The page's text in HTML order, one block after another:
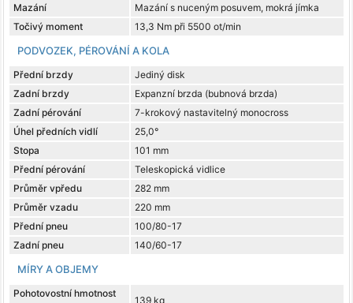
Mazání
Mazání s nuceným posuvem, mokrá jímka
Točivý moment
13,3 Nm při 5500 ot/min
PODVOZEK, PÉROVÁNÍ A KOLA
Přední brzdy
Jediný disk
Zadní brzdy
Expanzní brzda (bubnová brzda)
Zadní pérování
7-krokový nastavitelný monocross
Úhel předních vidlí
25,0°
Stopa
101 mm
Přední pérování
Teleskopická vidlice
Průměr vpředu
282 mm
Průměr vzadu
220 mm
Přední pneu
100/80-17
Zadní pneu
140/60-17
MÍRY A OBJEMY
Pohotovostní hmotnost
139 kg